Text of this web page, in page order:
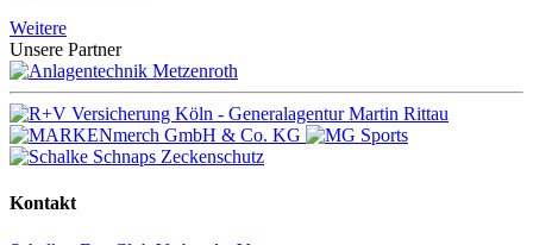
Weitere
Unsere Partner
Kontakt